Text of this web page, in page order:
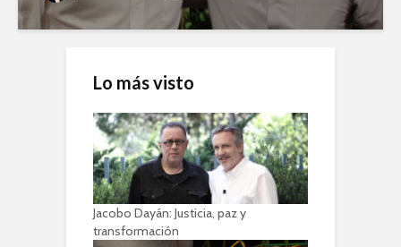
Lo más visto
Jacobo Dayán: Justicia, paz y
transformación